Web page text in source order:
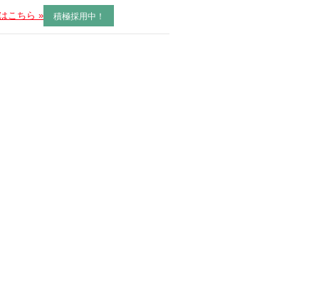
こちら » 積極採用中！